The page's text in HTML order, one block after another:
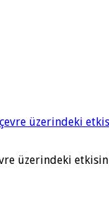
üzerindeki